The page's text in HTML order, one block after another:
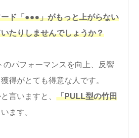
ド「●●●」がもっと上がらない
たりしませんでしょうか？
のパフォーマンスを向上、反響
得がとても得意な人です。
言いますと、 「PULL型の竹田
ます。